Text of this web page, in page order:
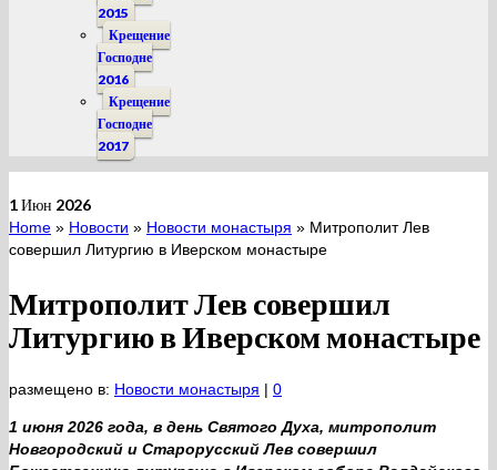
2015
Крещение
Господне
2016
Крещение
Господне
2017
1Июн 2026
Home » Новости » Новости монастыря » Митрополит Лев
совершил Литургию в Иверском монастыре
Митрополит Лев совершил
Литургию в Иверском монастыре
размещено в: Новости монастыря | 0
1 июня 2026 года, в день Святого Духа, митрополит
Новгородский и Старорусский Лев совершил